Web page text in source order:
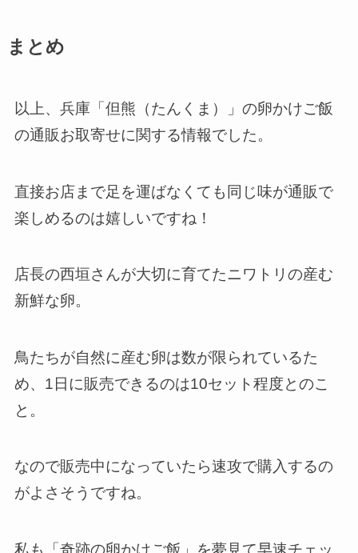
まとめ
以上、兵庫「但熊（たんくま）」の卵かけご飯
の通販お取寄せに関する情報でした。
直接お店まで足を運ばなくても同じ味が通販で
楽しめるのは嬉しいですね！
店長の西垣さんが大切に育てたニワトリの産む
新鮮な卵。
鳥たちが自然に産む卵は数が限られているた
め、 1日に販売できるのは10セット程度とのこ
と。
なので販売中になっていたら速攻で購入するの
がよさそうですね。
私も「奇跡の卵かけご飯」を夢見て早速チェッ